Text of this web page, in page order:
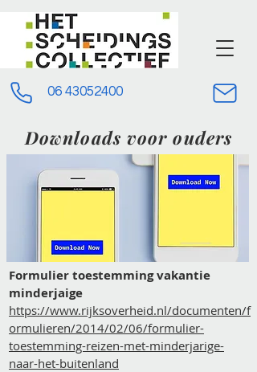
06 43052400
Downloads voor ouders
Formulier toestemming vakantie
minderjaige
https://www.rijksoverheid.nl/documenten/f
ormulieren/2014/02/06/formulier-
toestemming-reizen-met-minderjarige-
naar-het-buitenland